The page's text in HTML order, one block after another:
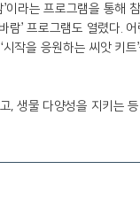
라는 프로그램을 통해
’ 프로그램도 열렸다.
작을 응원하는 씨앗 키
, 생물 다양성을 지키는